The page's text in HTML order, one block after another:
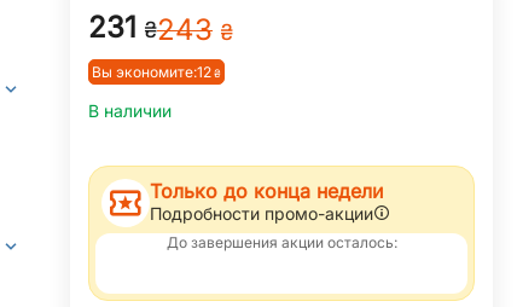
‍231‍ ₴‍243‍ ₴
Вы экономите:‍12‍₴
В наличии
Только до конца недели
Подробности промо-акции
До завершения акции осталось: